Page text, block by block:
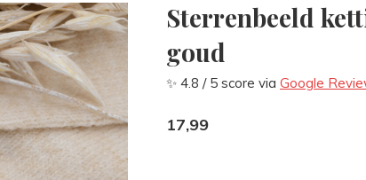
Sterrenbeeld
goud
✨ 4.8 / 5 score via Google
17,99